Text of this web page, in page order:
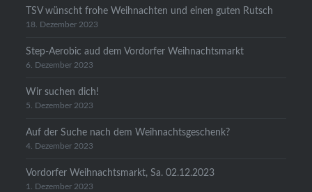
TSV wünscht frohe Weihnachten und einen guten Rutsch
18. Dezember 2023
Step-Aerobic aud dem Vordorfer Weihnachtsmarkt
6. Dezember 2023
Wir suchen dich!
5. Dezember 2023
Auf der Suche nach dem Weihnachtsgeschenk?
4. Dezember 2023
Vordorfer Weihnachtsmarkt, Sa. 02.12.2023
1. Dezember 2023